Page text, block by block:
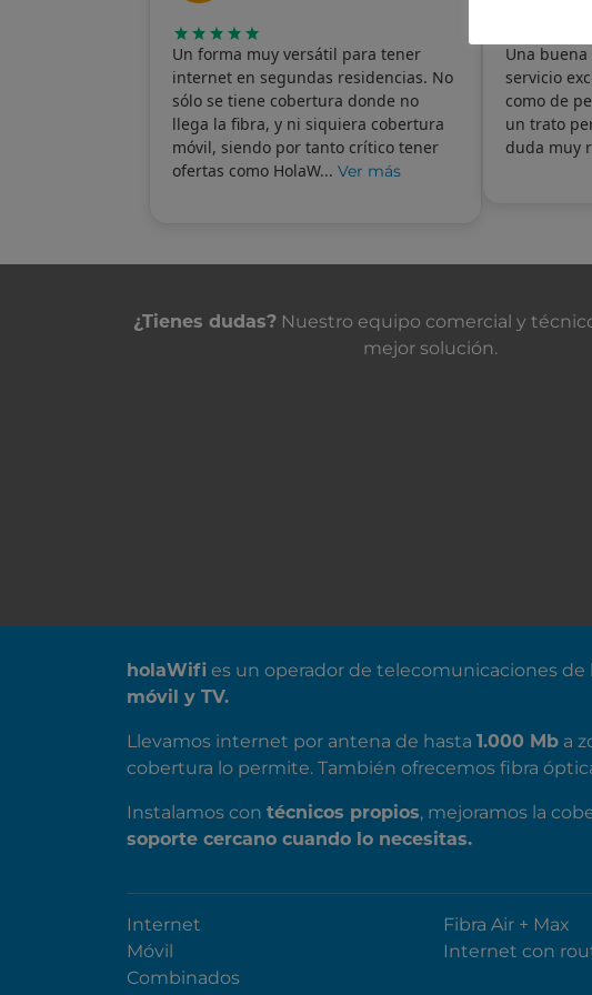
Un forma muy versátil para tener
internet en segundas residencias. No
sólo se tiene cobertura donde no
llega la fibra, y ni siquiera cobertura
móvil, siendo por tanto crítico tener
ofertas como HolaW... Ver más
Una
servicio
como de
un trato
duda muy
Contacta con nosotros
¿Tienes dudas?Nuestro equipo comercial y
mejor solución.
holaWifi es un operador de telecomunicaciones
móvil y TV.
Llevamos internet por antena de hasta 1.000 Mb a
cobertura lo permite. También ofrecemos fibra
Instalamos con técnicos propios, mejoramos la
soporte cercano cuando lo necesitas.
Internet
Móvil
Combinados
Fibra Air + Max
Internet con